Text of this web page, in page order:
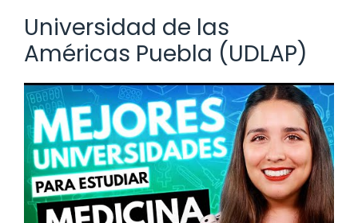
Universidad de las
Américas Puebla (UDLAP)